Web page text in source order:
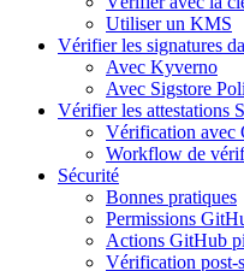
Utiliser un KMS
Vérifier les signatures
Avec Kyverno
Avec Sigstore
Vérifier les attestations
Vérification
Workflow de
Sécurité
Bonnes pratiques
Permissions
Actions GitHub
Vérification post-